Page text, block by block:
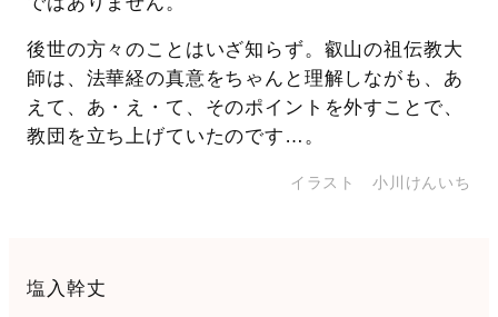
後世の方々のことはいざ知らず。叡山の祖伝教大
師は、法華経の真意をちゃんと理解しながも、あ
えて、あ・え・て、そのポイントを外すことで、
教団を立ち上げていたのです…。
イラスト 小川けんいち
塩入幹丈